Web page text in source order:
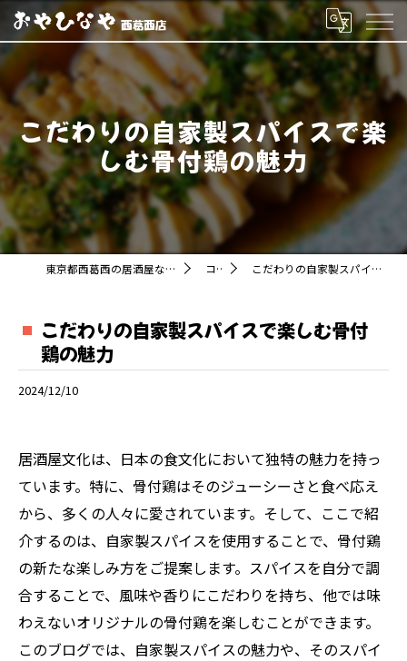
こだわりの自家製スパイスで楽
しむ骨付鶏の魅力
東京都西葛西の居酒屋ならおやひなや 西葛西店 コラム こだわりの自家製スパイスで楽しむ骨付鶏の魅力
こだわりの自家製スパイスで楽しむ骨付
鶏の魅力
2024/12/10
居酒屋文化は、日本の食文化において独特の魅力を持っ
ています。特に、骨付鶏はそのジューシーさと食べ応え
から、多くの人々に愛されています。そして、ここで紹
介するのは、自家製スパイスを使用することで、骨付鶏
の新たな楽しみ方をご提案します。スパイスを自分で調
合することで、風味や香りにこだわりを持ち、他では味
わえないオリジナルの骨付鶏を楽しむことができます。
このブログでは、自家製スパイスの魅力や、そのスパイ